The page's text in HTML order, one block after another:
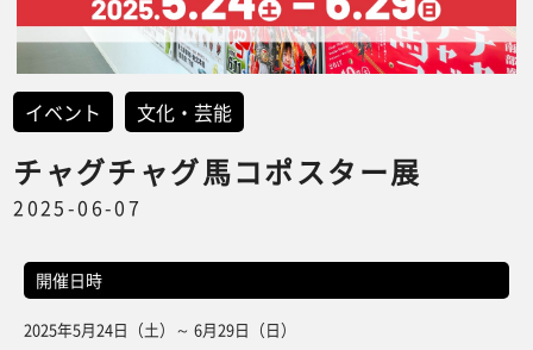
イベント 文化・芸能
チャグチャグ馬コポスター展
2025-06-07
開催日時
2025年5月24日（土）～ 6月29日（日）